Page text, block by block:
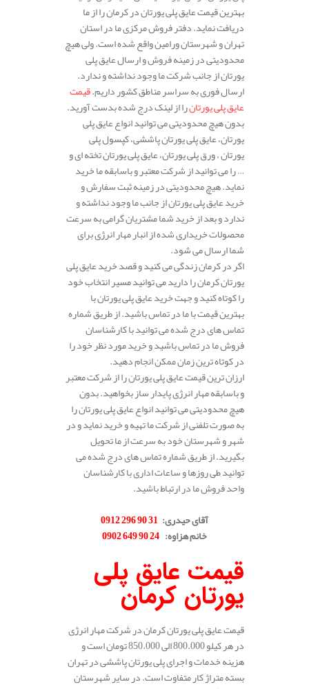
بهترین قیمت عایق پلی یورتان در کرمان را از ما
دریافت نماید. دفتر فروش مرکزی ما در استان
تهران و شهرستان ورامین واقع شده است. ولی هیچ
محدودیتی در زمینه فروش و ارسال عایق پلی
یورتان از جانب شرکت ما وجود نداشته و ندارد.
ارسال فوری به سراسر مناطق کشور داریم.قیمت
عایق پلی یورتانرا از لینک درج شده بدست آورید.
بدون هیچ محدودیتی می توانید انواع عایق پلی
یورتان، عایق پلی یورتان پاششی، کپسول پلی
یورتان ، ورق پلی یورتان، عایق پلی یورتان تخته ای و
… را می توانید از شرکت معتبر و باسابقه ما خرید
نماید. هیچ محدودیتی در زمینه ثبت سفارش و
خرید عایق پلی یورتان از جانب ما وجود نداشته و
ندارد و بعد از خرید شما مشتریان گرامی به سرعت
محصولات خریداری شده از انبار مهار انرژی برای
شما ارسال می شود.
اگر در کرمان زندگی می کنید و قصد خرید عایق پلی
یورتان کرمان را دارید می توانید مسیر انتخاب خود
را کوتاه کنید و جهت خرید عایق پلی یورتان با
بهترین قیمت با ما در تماس باشید. از طریق شماره
تماس های درج شده می توانید با کارشناسان
فروش ما در تماس باشید و خرید مورد نظر خود را
در کوتاه ترین زمان ممکن انجام دهید.
ارزان ترین قیمت عایق پلی یورتان را از شرکت معتبر
و باسابقه مهار انرژی پایدار ساز بخواهید. بدون
هیچ محدودیتی می توانید انواع عایق پلی یورتان را
به صورت تلفنی از شرکت ما تهیه و خرید نماید و در
شهر و شهرستان خود به سرعت از ما تحویل
بگیرید. از طریق شماره تماس های درج شده می
توانید طی روزها و ساعات اداری با کارشناسان
واحد فروش ما در ارتباط باشید.
آقای حیدری:
31 90 296 0912
خانم هزاوه:
24 90 649 0902
قیمت عایق پلی
یورتان کرمان
قیمت عایق پلی یورتان کرمان در شرکت مهار انرژی
در هر کیلو 800.000 الی 850.000 تومان است و
هزینه خدمات و اجرای پلی یورتان پاششی در تهران
بسته متراژ کار متفاوت است. در سایر شهرستان